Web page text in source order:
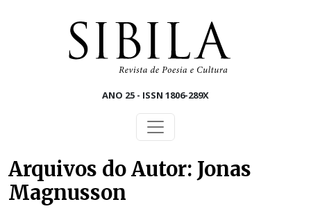
ANO 25 - ISSN 1806-289X
Arquivos do Autor: Jonas
Magnusson